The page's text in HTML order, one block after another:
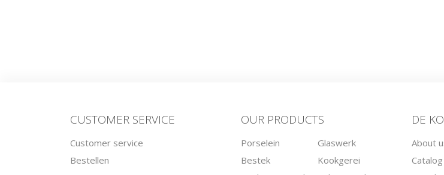
CUSTOMER SERVICE
Customer service
Bestellen
OUR PRODUCTS
Porselein
Glaswerk
Bestek
Kookgerei
DE
About
Catalog